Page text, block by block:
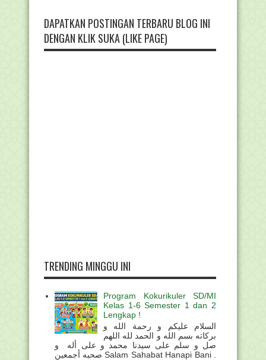
DAPATKAN POSTINGAN TERBARU BLOG INI
DENGAN KLIK SUKA (LIKE PAGE)
TRENDING MINGGU INI
Program Kokurikuler SD/MI
Kelas 1-6 Semester 1 dan 2
Lengkap !
السلام عليكم و رحمة الله و
بركاته بسم الله و الحمد لله اللهم
صل و سلم على سيدنا محمد و على أله و
صحبه أجمعين Salam Sahabat Hanapi Bani .